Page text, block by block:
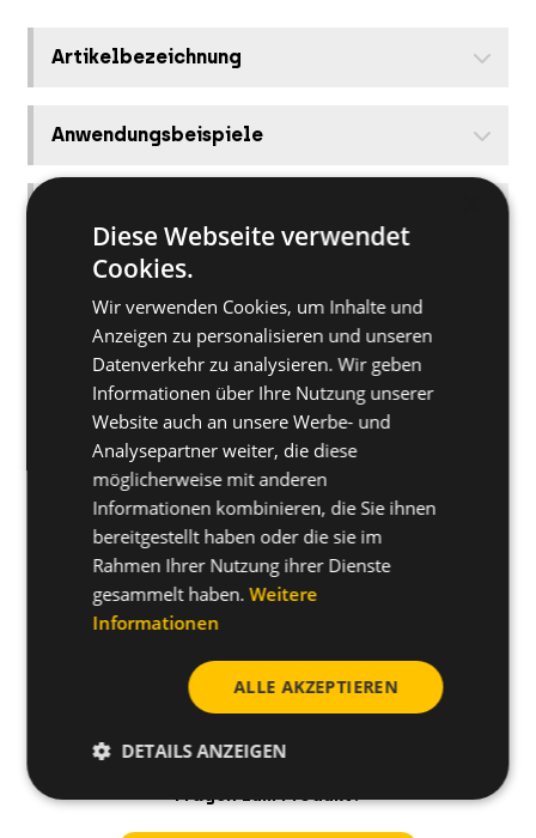
Artikelbezeichnung
Anwendungsbeispiele
Diese Produkte könnten Sie auch interessieren
Montageanleitung
Fragen zum Produkt?
Diese Webseite verwendet
Cookies.
Wir verwenden Cookies, um Inhalte und
Anzeigen zu personalisieren und unseren
Datenverkehr zu analysieren. Wir geben
Informationen über Ihre Nutzung unserer
Website auch an unsere Werbe- und
Analysepartner weiter, die diese
möglicherweise mit anderen
Informationen kombinieren, die Sie ihnen
bereitgestellt haben oder die sie im
Rahmen Ihrer Nutzung ihrer Dienste
gesammelt haben.Weitere
Informationen
ALLE AKZEPTIEREN
DETAILS ANZEIGEN